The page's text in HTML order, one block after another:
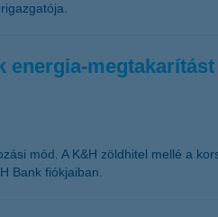
mód. A K&H zöldhitel mellé a
Bank fiókjaiban.